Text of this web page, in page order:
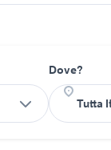
Dove?